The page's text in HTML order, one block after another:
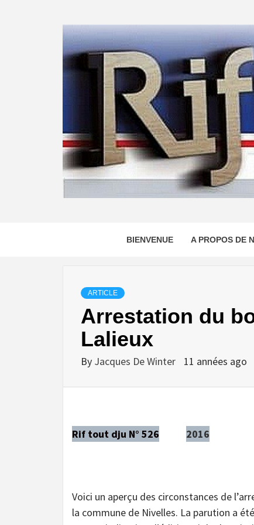
BIENVENUE A PROPOS DE
ARTICLE
Arrestation du
Lalieux
By Jacques De Winter 11 années ago
Rif tout dju N° 526 2016
Voici un aperçu des circonstances de
la commune de Nivelles. La parution a